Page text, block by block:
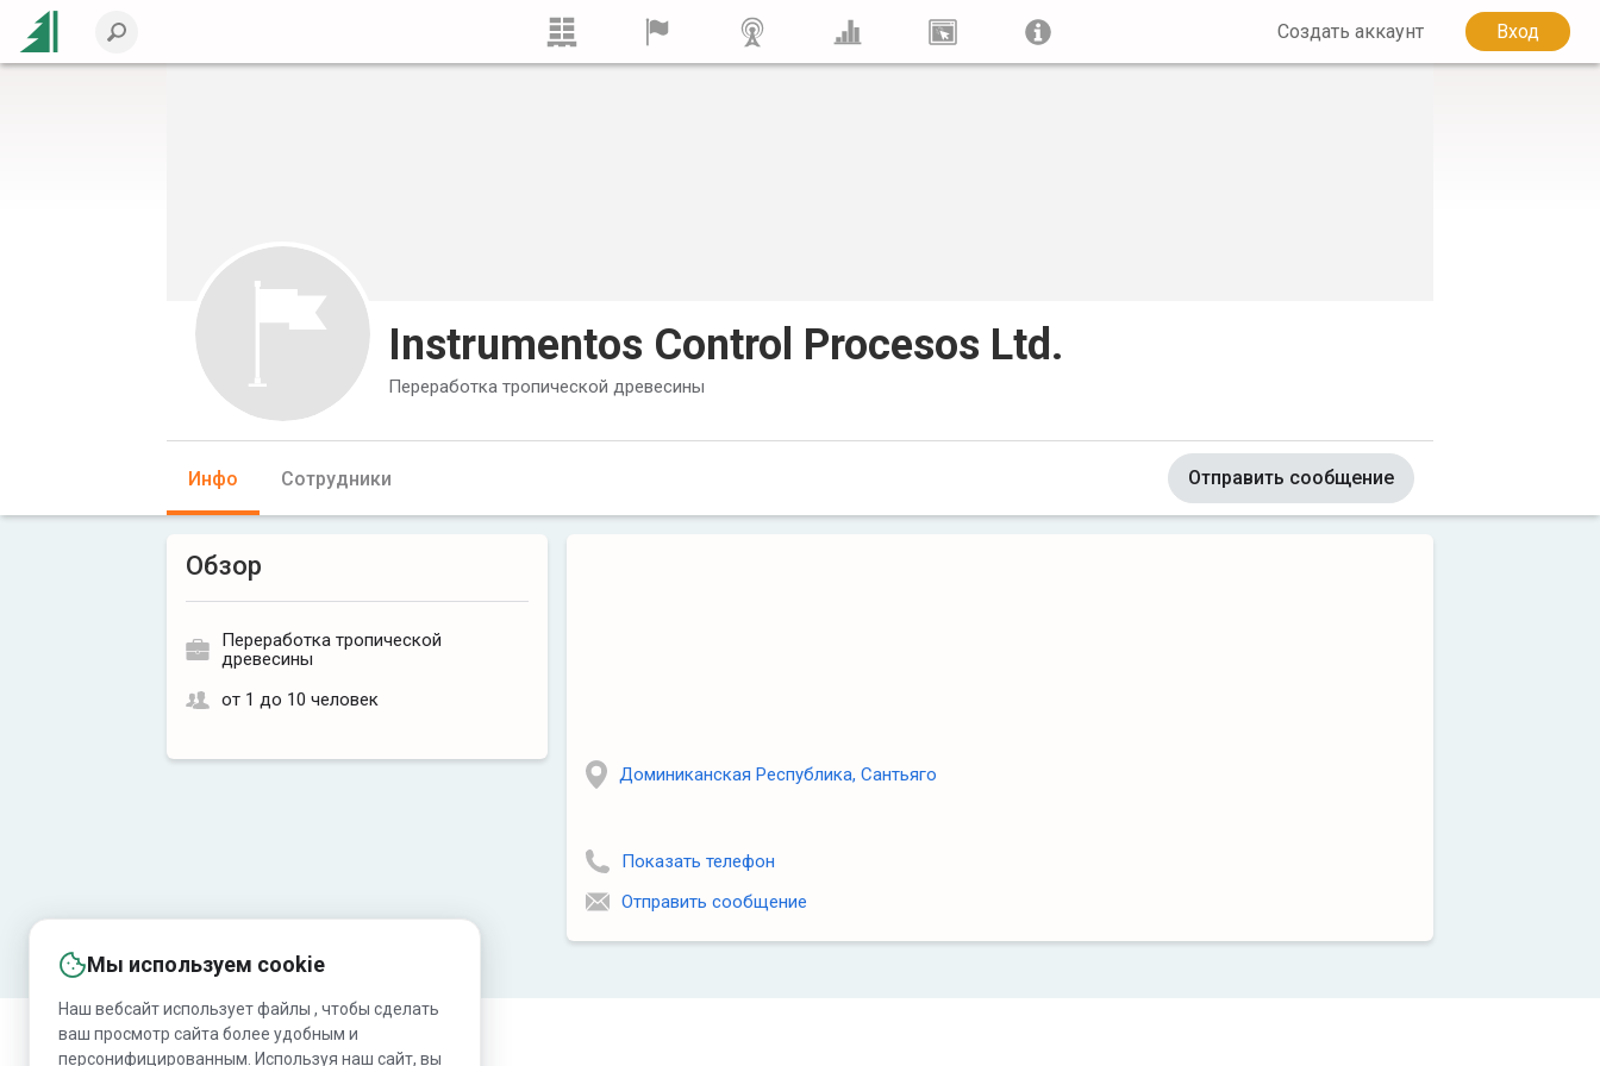
Создать аккаунт Вход
Instrumentos Control Procesos Ltd.
Переработка тропической древесины
Инфо Сотрудники Отправить сообщение
Обзор
Переработка тропической
древесины
от 1 до 10 человек
Доминиканская Республика, Сантьяго
Показать телефон
Отправить сообщение
Мы используем cookie
Наш вебсайт использует файлы , чтобы сделать
ваш просмотр сайта более удобным и
персонифицированным. Используя наш сайт, вы